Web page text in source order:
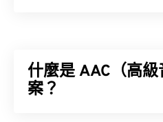
F4V 通常被稱為「Flash 視
什麼是 AAC（高
案？